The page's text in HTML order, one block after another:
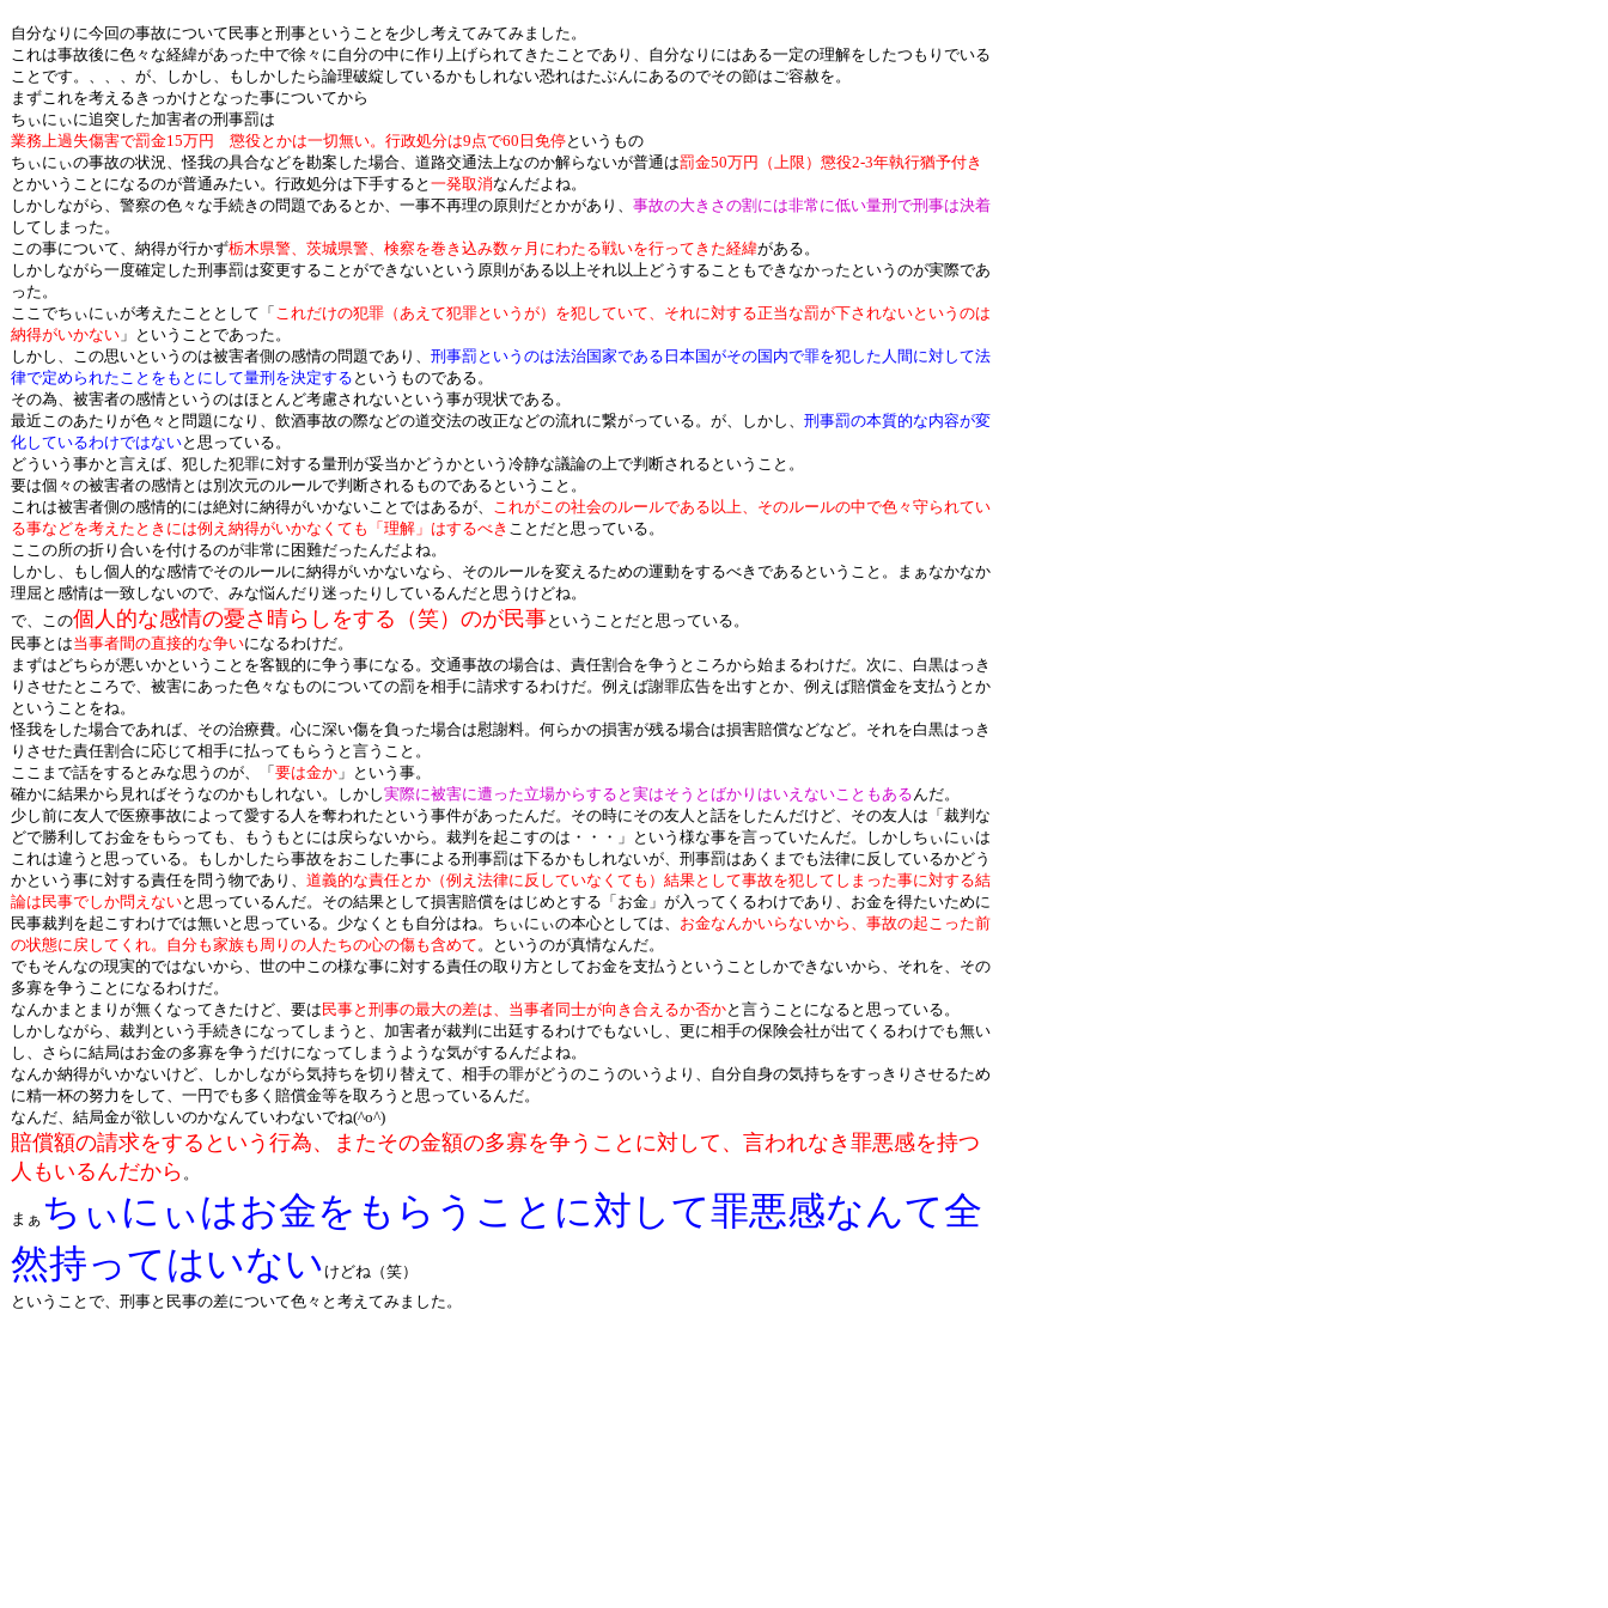
自分なりに今回の事故について民事と刑事ということを少し考えてみてみました。
これは事故後に色々な経緯があった中で徐々に自分の中に作り上げられてきたことであり、自分なりにはある一定の理解をしたつもりでいる
ことです。、、、が、しかし、もしかしたら論理破綻しているかもしれない恐れはたぶんにあるのでその節はご容赦を。
まずこれを考えるきっかけとなった事についてから
ちぃにぃに追突した加害者の刑事罰は
業務上過失傷害で罰金15万円 懲役とかは一切無い。行政処分は9点で60日免停というもの
ちぃにぃの事故の状況、怪我の具合などを勘案した場合、道路交通法上なのか解らないが普通は罰金50万円（上限）懲役2-3年執行猶予付き
とかいうことになるのが普通みたい。行政処分は下手すると 一発取消なんだよね。
しかしながら、警察の色々な手続きの問題であるとか、一事不再理の原則だとかがあり、 事故の大きさの割には非常に低い量刑で刑事は決着
してしまった。
この事について、納得が行かず栃木県警、茨城県警、検察を巻き込み数ヶ月にわたる戦いを行ってきた経緯がある。
しかしながら一度確定した刑事罰は変更することができないという原則がある以上それ以上どうすることもできなかったというのが実際であ
った。
ここでちぃにぃが考えたこととして「 これだけの犯罪（あえて犯罪というが）を犯していて、それに対する正当な罰が下されないというのは
納得がいかない 」ということであった。
しかし、この思いというのは被害者側の感情の問題であり、 刑事罰というのは法治国家である日本国がその国内で罪を犯した人間に対して法
律で定められたことをもとにして量刑を決定する というものである。
その為、被害者の感情というのはほとんど考慮されないという事が現状である。
最近このあたりが色々と問題になり、飲酒事故の際などの道交法の改正などの流れに繋がっている。が、しかし、 刑事罰の本質的な内容が変
化しているわけではないと思っている。
どういう事かと言えば、犯した犯罪に対する量刑が妥当かどうかという冷静な議論の上で判断されるということ。
要は個々の被害者の感情とは別次元のルールで判断されるものであるということ。
これは被害者側の感情的には絶対に納得がいかないことではあるが、 これがこの社会のルールである以上、そのルールの中で色々守られてい
る事などを考えたときには例え納得がいかなくても「理解」はするべき ことだと思っている。
ここの所の折り合いを付けるのが非常に困難だったんだよね。
しかし、もし個人的な感情でそのルールに納得がいかないなら、そのルールを変えるための運動をするべきであるということ。まぁなかなか
理屈と感情は一致しないので、みな悩んだり迷ったりしているんだと思うけどね。
で、この個人的な感情の憂さ晴らしをする（笑）のが民事ということだと思っている。
民事とは当事者間の直接的な争いになるわけだ。
まずはどちらが悪いかということを客観的に争う事になる。交通事故の場合は、責任割合を争うところから始まるわけだ。次に、白黒はっき
りさせたところで、被害にあった色々なものについての罰を相手に請求するわけだ。例えば謝罪広告を出すとか、例えば賠償金を支払うとか
ということをね。
怪我をした場合であれば、その治療費。心に深い傷を負った場合は慰謝料。何らかの損害が残る場合は損害賠償などなど。それを白黒はっき
りさせた責任割合に応じて相手に払ってもらうと言うこと。
ここまで話をするとみな思うのが、「 要は金か 」という事。
確かに結果から見ればそうなのかもしれない。しかし実際に被害に遭った立場からすると実はそうとばかりはいえないこともあるんだ。
少し前に友人で医療事故によって愛する人を奪われたという事件があったんだ。その時にその友人と話をしたんだけど、その友人は「裁判な
どで勝利してお金をもらっても、もうもとには戻らないから。裁判を起こすのは・・・」という様な事を言っていたんだ。しかしちぃにぃは
これは違うと思っている。もしかしたら事故をおこした事による刑事罰は下るかもしれないが、刑事罰はあくまでも法律に反しているかどう
かという事に対する責任を問う物であり、 道義的な責任とか（例え法律に反していなくても）結果として事故を犯してしまった事に対する結
論は民事でしか問えないと思っているんだ。その結果として損害賠償をはじめとする「お金」が入ってくるわけであり、お金を得たいために
民事裁判を起こすわけでは無いと思っている。少なくとも自分はね。ちぃにぃの本心としては、 お金なんかいらないから、事故の起こった前
の状態に戻してくれ。自分も家族も周りの人たちの心の傷も含めて。というのが真情なんだ。
でもそんなの現実的ではないから、世の中この様な事に対する責任の取り方としてお金を支払うということしかできないから、それを、その
多寡を争うことになるわけだ。
なんかまとまりが無くなってきたけど、要は 民事と刑事の最大の差は、当事者同士が向き合えるか否かと言うことになると思っている。
しかしながら、裁判という手続きになってしまうと、加害者が裁判に出廷するわけでもないし、更に相手の保険会社が出てくるわけでも無い
し、さらに結局はお金の多寡を争うだけになってしまうような気がするんだよね。
なんか納得がいかないけど、しかしながら気持ちを切り替えて、相手の罪がどうのこうのいうより、自分自身の気持ちをすっきりさせるため
に精一杯の努力をして、一円でも多く賠償金等を取ろうと思っているんだ。
なんだ、結局金が欲しいのかなんていわないでね(^o^)
賠償額の請求をするという行為、またその金額の多寡を争うことに対して、言われなき罪悪感を持つ
人もいるんだから 。
まぁ ちぃにぃはお金をもらうことに対して罪悪感なんて全
然持ってはいない けどね（笑）
ということで、刑事と民事の差について色々と考えてみました。